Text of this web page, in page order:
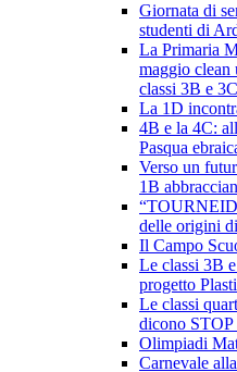
Giornata di
studenti di
La Primaria
maggio clean
classi 3B e 3C
La 1D
4B e la 4C:
Pasqua
Verso un
1B
delle origini
Il Campo
Le classi 3B
progetto
Le classi
dicono STOP
Olimpiadi
Carnevale